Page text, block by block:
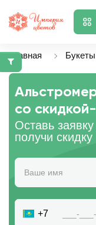
Главная Букеты
со скидкой
Оставь
получи скидку
+7